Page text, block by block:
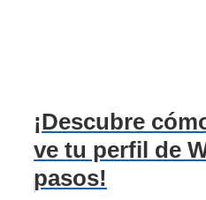
¡Descubre
ve tu perfil de
pasos!